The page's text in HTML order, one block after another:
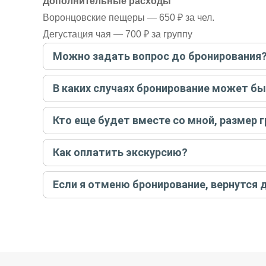
Воронцовские пещеры — 650 ₽ за чел.
Дегустация чая — 700 ₽ за группу
Можно задать вопрос до бронирования?
Достаточно перейти по ссылке «Задать вопрос» и
бронируйте экскурсию.Задать вопрос.
В каких случаях бронирование может
Только в случае неблагоприятных погодных
вас об отмене, а мы вернем предоплату на карту. Во
Кто еще будет вместе со мной, размер
Если экскурсия индивидуальная, гид проведет
условий конкретной экскурсии.
Как оплатить экскурсию?
Создайте заказ на удобную дату и время, и
контакты организатора и точное место встречи.
Если я отменю бронирование, вернутся